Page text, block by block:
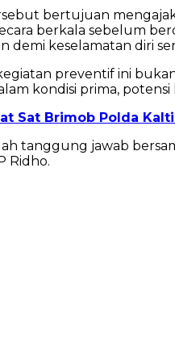
bertujuan
berkala sebelum
demi keselamatan diri
preventif ini
kondisi prima,
Sat Brimob Polda
tanggung jawab
Ridho.